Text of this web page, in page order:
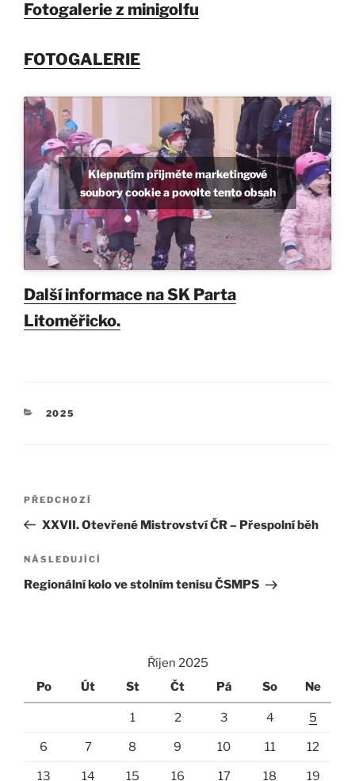
Fotogalerie z minigolfu
FOTOGALERIE
Klepnutím přijměte marketingové
soubory cookie a povolte tento obsah
Další informace na SK Parta
Litoměřicko.
RUBRIKY
2025
Navigace
příspěvek
Předchozí
příspěvek
PŘEDCHOZÍ
XXVII. Otevřené Mistrovství ČR – Přespolní běh
Následující
příspěvek
NÁSLEDUJÍCÍ
Regionální kolo ve stolním tenisu ČSMPS
Říjen 2025
Po
Út St Čt Pá So Ne
1 2 3 4 5
6 7 8 9 10 11 12
13 14 15 16 17 18 19